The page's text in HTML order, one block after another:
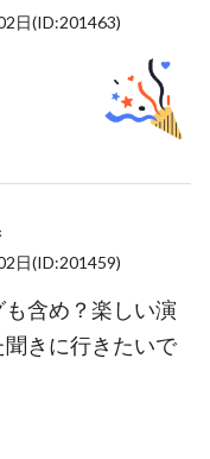
日(ID:201463)
日(ID:201459)
含め？楽しい演
きに行きたいで